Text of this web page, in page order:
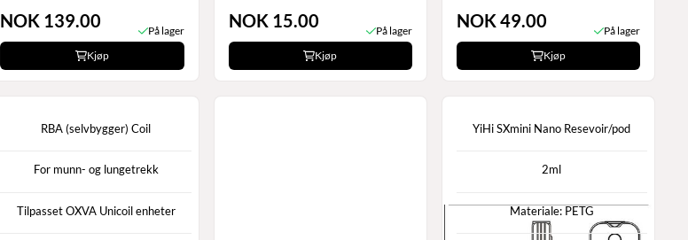
NOK 139.00
På lager
Kjøp
NOK 15.00
På lager
Kjøp
NOK 49.00
På lager
Kjøp
RBA (selvbygger) Coil
For munn- og lungetrekk
Tilpasset OXVA Unicoil enheter
YiHi SXmini Nano Resevoir/pod
2ml
Materiale: PETG